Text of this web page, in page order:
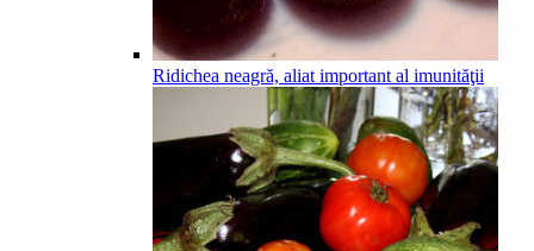
Ridichea neagră, aliat important al imunităţii